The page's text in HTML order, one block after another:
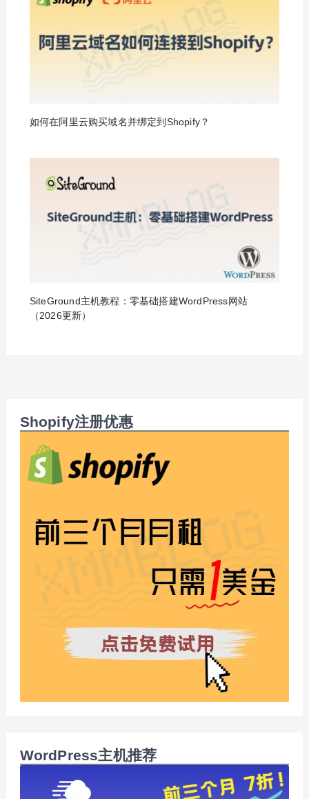
如何在阿里云购买域名并绑定到Shopify？
SiteGround主机教程：零基础搭建WordPress网站
（2026更新）
Shopify注册优惠
WordPress主机推荐